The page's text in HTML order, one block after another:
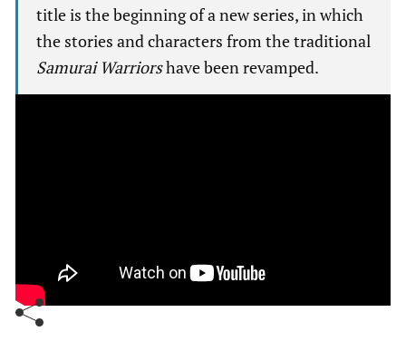
title is the beginning of a new series, in which
the stories and characters from the traditional
Samurai Warriorshave been revamped.